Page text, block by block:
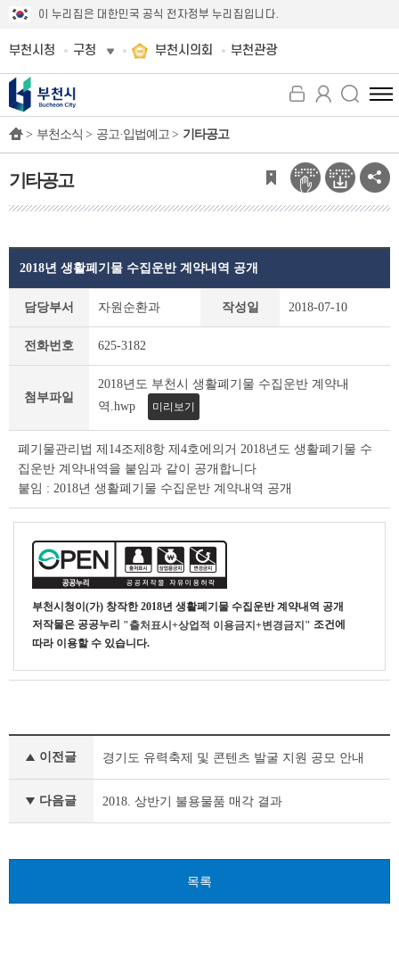
이 누리집은 대한민국 공식 전자정부 누리집입니다.
부천시청 구청 부천시의회 부천관광
전
체
뉴
보
기
> 부천소식 > 공고·입법예고 > 기타공고
기타공고
상
블
2018년 생활폐기물 수집운반 계약내역 공개
담당부서 자원순환과 작성일 2018-07-10
전화번호 625-3182
첨부파일
2018년도 부천시 생활폐기물 수집운반 계약내
역.hwp
미리보기
폐기물관리법 제14조제8항 제4호에의거 2018년도 생활폐기물 수
집운반 계약내역을 붙임과 같이 공개합니다
붙임 : 2018년 생활폐기물 수집운반 계약내역 공개
부천시청이(가) 창작한2018년 생활폐기물 수집운반 계약내역 공개
저작물은 공공누리 "출처표시+상업적 이용금지+변경금지" 조건에
따라 이용할 수 있습니다.
공
글
이전글 경기도 유력축제 및 콘텐츠 발굴 지원 공모 안내
다음글 2018. 상반기 불용물품 매각 결과
목록